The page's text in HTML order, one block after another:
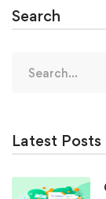
Search
for:
Latest Posts